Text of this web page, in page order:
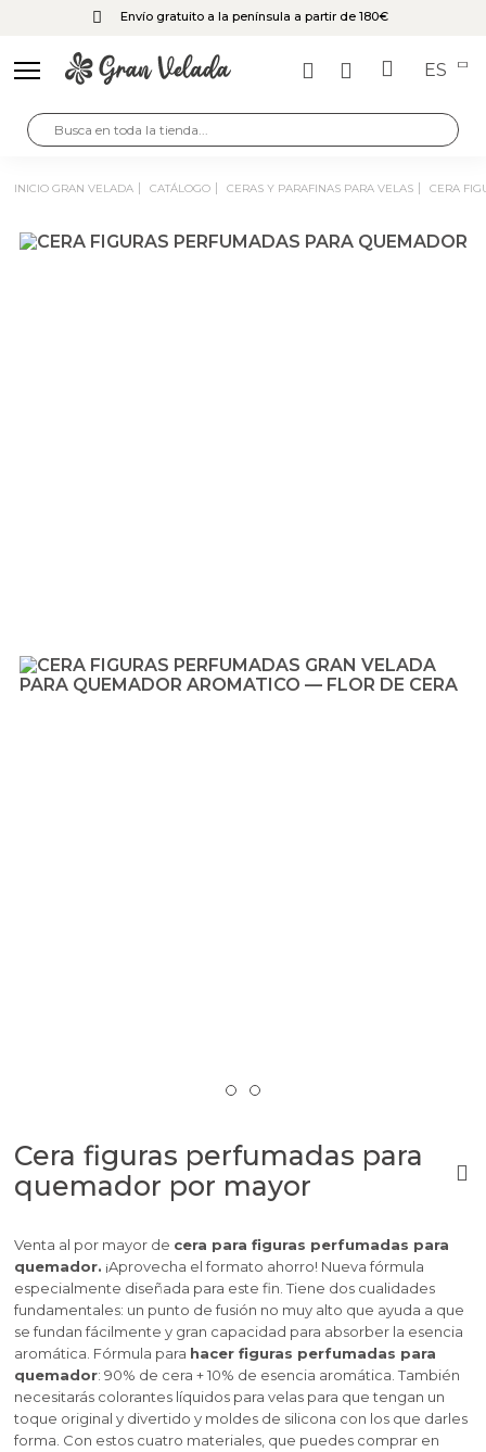
Envío gratuito a la península a partir de 180€
ES
INICIO GRAN VELADA CATÁLOGO CERAS Y PARAFINAS PARA VELAS CERA
Cera figuras perfumadas para
quemador por mayor
Venta al por mayor de cera para figuras perfumadas para
quemador. ¡Aprovecha el formato ahorro! Nueva fórmula
especialmente diseñada para este fin. Tiene dos cualidades
fundamentales: un punto de fusión no muy alto que ayuda a que
se fundan fácilmente y gran capacidad para absorber la esencia
aromática. Fórmula para hacer figuras perfumadas para
quemador: 90% de cera + 10% de esencia aromática. También
necesitarás colorantes líquidos para velas para que tengan un
toque original y divertido y moldes de silicona con los que darles
forma. Con estos cuatro materiales, que puedes comprar en